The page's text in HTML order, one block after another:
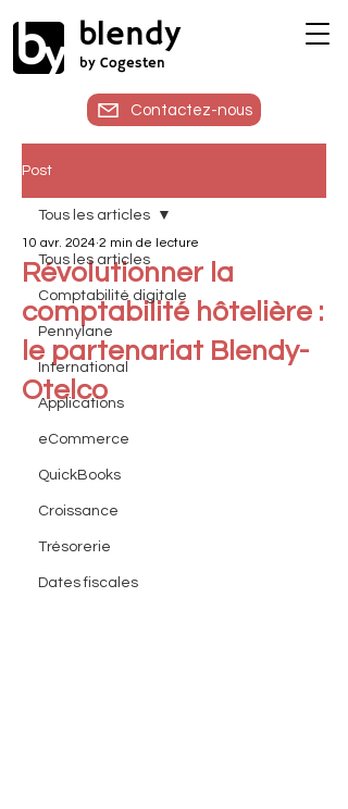
blendy
by Cogesten
Contactez-nous
Post
Tous les articles
Comptabilité digitale
Pennylane
International
Applications
eCommerce
QuickBooks
Croissance
Trésorerie
Dates fiscales
Tous les articles
Révolutionner la
comptabilité hôtelière :
le partenariat Blendy-
Otelco
10 avr. 2024 2 min de lecture